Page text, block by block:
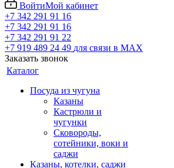
ВойтиМой кабинет
+7 342 291 91 16
+7 342 291 91 16
+7 342 291 91 22
+7 919 489 24 49 для связи в МАХ
Заказать звонок
Каталог
Посуда из чугуна
Казаны
Кастрюли и
чугунки
Сковороды,
сотейники, воки и
саджи
Казаны, котелки, саджи